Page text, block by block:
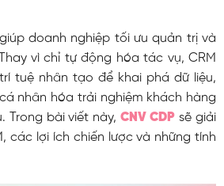
doanh nghiệp tối ưu quản trị và
vì chỉ tự động hóa tác vụ, CRM
tuệ nhân tạo để khai phá dữ liệu,
nhân hóa trải nghiệm khách hàng
Trong bài viết này,CNV CDP sẽ giải
các lợi ích chiến lược và những tính